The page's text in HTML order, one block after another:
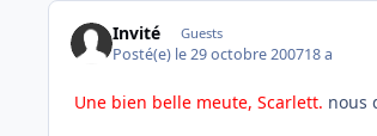
Invité Guests
Posté(e) le 29 octobre 200718 a
Une bien belle meute, Scarlett. nous